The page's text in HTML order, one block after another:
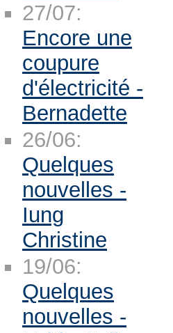
27/07:
Encore une
coupure
d'électricité -
Bernadette
26/06:
Quelques
nouvelles -
Iung
Christine
19/06:
Quelques
nouvelles -